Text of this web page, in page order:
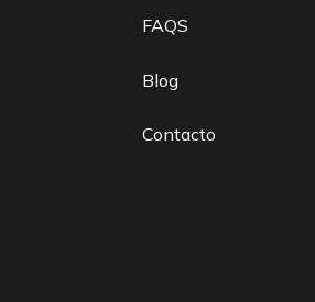
FAQS
Blog
Contacto